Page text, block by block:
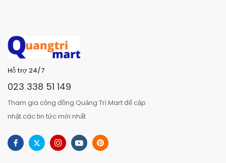
Hỗ trợ 24/7
023 338 51 149
Tham gia cộng đồng Quảng Trị Mart để cập
nhật các tin tức mới nhất